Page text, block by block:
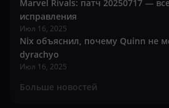
Marvel Rivals: патч 20250717 —
исправления
Июл 16, 2025
Nix объяснил, почему Quinn не
dyrachyo
Июл 16, 2025
Больше новостей